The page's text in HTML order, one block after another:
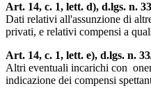
Art. 14, c. 1, lett. d), d.lgs. n.
Dati relativi all'assunzione di
privati, e relativi compensi a
Art. 14, c. 1, lett. e), d.lgs. n.
Altri eventuali incarichi con
indicazione dei compensi